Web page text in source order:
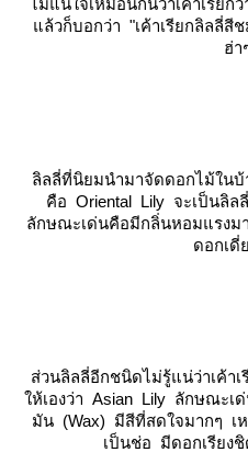
ไม่แน่ใจเหมือนกันว่าเค้าเรีย
ล้วก็บอกว่า "เค้าเรียกลิลลี่สี
ฮ่า
ลิลลี่ที่นิยมนำมาจัดดอกไม้ใน
คือ Oriental Lily จะเป็นลิ
ลักษณะเด่นคือมีกลิ่นหอมแรง
ดอกเดี่
ส่วนลิลลี่อีกชนิดไม่รู้แน่ว่าเค้า
ห้เองว่า Asian Lily ลักษณะเ
มัน (Wax) มีสีที่สดใจมากๆ
เป็นช่อ มีดอกเรียง